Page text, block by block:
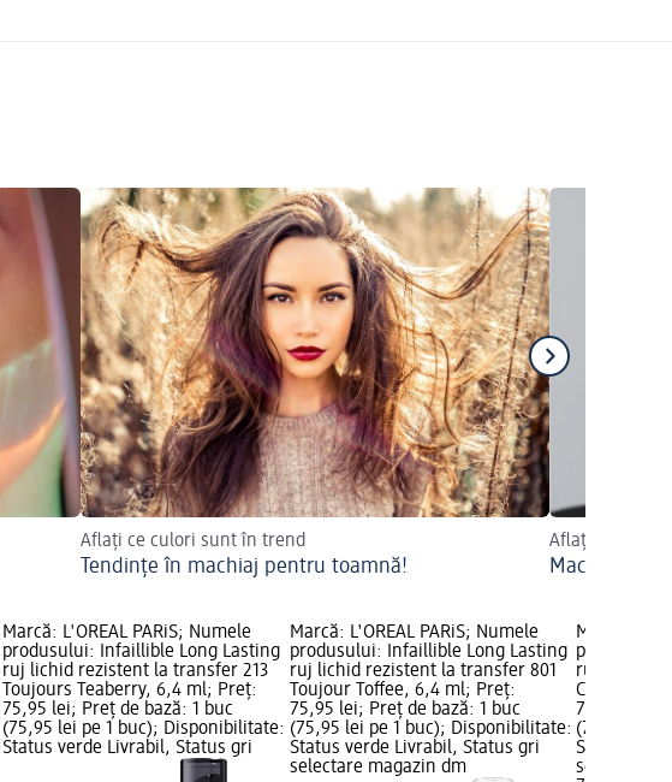
Aflați ce culori sunt în trend
Tendințe în machiaj pentru toamnă!
Aflați mai
Machiaj de
Marcă: L'ORÉAL PARiS; Numele
produsului: Infaillible Long Lasting
ruj lichid rezistent la transfer 213
Toujours Teaberry, 6,4 ml; Preț:
75,95 lei; Preț de bază: 1 buc
(75,95 lei pe 1 buc); Disponibilitate:
Status verde Livrabil, Status gri
Marcă: L'ORÉAL PARiS; Numele
produsului: Infaillible Long Lasting
ruj lichid rezistent la transfer 801
Toujour Toffee, 6,4 ml; Preț:
75,95 lei; Preț de bază: 1 buc
(75,95 lei pe 1 buc); Disponibilitate:
Status verde Livrabil, Status gri
selectare magazin dm
Marcă:
produsului:
ruj lichid
Captivated
75,95 lei;
(75,95 lei
Status
selectare